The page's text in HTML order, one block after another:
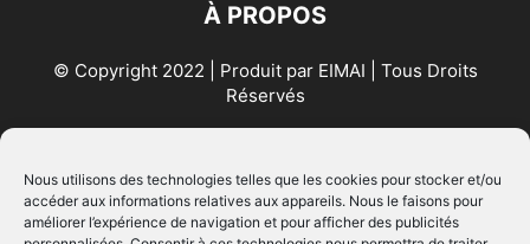
Nous utilisons des technologies telles que les cookies pour stocker et/ou
accéder aux informations relatives aux appareils. Nous le faisons pour
améliorer l’expérience de navigation et pour afficher des publicités
À PROPOS
© Copyright 2022 | Produit par EIMAI | Tous Droits
Réservés
SUIVEZ NOUS